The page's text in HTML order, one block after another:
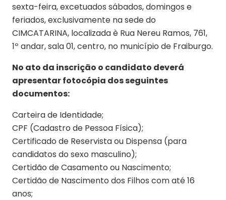
sexta-feira, excetuados sábados, domingos e
feriados, exclusivamente na sede do
CIMCATARINA, localizada è Rua Nereu Ramos, 761,
1º andar, sala 01, centro, no município de Fraiburgo.
No ato da inscrição o candidato deverá
apresentar fotocópia dos seguintes
documentos:
Carteira de Identidade;
CPF (Cadastro de Pessoa Física);
Certificado de Reservista ou Dispensa (para
candidatos do sexo masculino);
Certidão de Casamento ou Nascimento;
Certidão de Nascimento dos Filhos com até 16
anos;